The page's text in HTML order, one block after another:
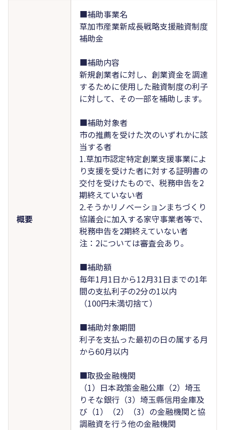
概要
■補助事業名
草加市産業新成長戦略支援融資制度
補助金
■補助内容
新規創業者に対し、創業資金を調達
するために使用した融資制度の利子
に対して、その一部を補助します。
■補助対象者
市の推薦を受けた次のいずれかに該
当する者
1.草加市認定特定創業支援事業によ
り支援を受けた者に対する証明書の
交付を受けたもので、税務申告を2
期終えていない者
2.そうかリノベーションまちづくり
協議会に加入する家守事業者等で、
税務申告を2期終えていない者
注：2については審査会あり。
■補助額
毎年1月1日から12月31日までの1年
間の支払利子の2分の1以内
（100円未満切捨て）
■補助対象期間
利子を支払った最初の日の属する月
から60月以内
■取扱金融機関
（1）日本政策金融公庫（2）埼玉
りそな銀行（3）埼玉縣信用金庫及
び（1）（2）（3）の金融機関と協
調融資を行う他の金融機関